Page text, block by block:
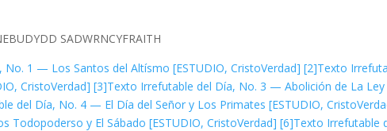
DYDD SADWRNCYFRAITH
1 — Los Santos del Altísmo [ESTUDIO, CristoVerdad] [2]Texto
CristoVerdad] [3]Texto Irrefutable del Día, No. 3 — Abolición de La Ley
del Día, No. 4 — El Día del Señor y Los Primates [ESTUDIO,
y El Sábado [ESTUDIO, CristoVerdad] [6]Texto Irrefutable